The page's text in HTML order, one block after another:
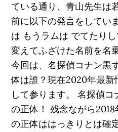
ている通り、青山先生は
前に以下の発言をしてい
は もうラムは でてたり
変えてふざけた名前を名
今回は、名探偵コナン黒
体は誰？現在2020年最
して参ります。 名探偵コ
の正体！ 残念ながら
の正体ははっきりとは確